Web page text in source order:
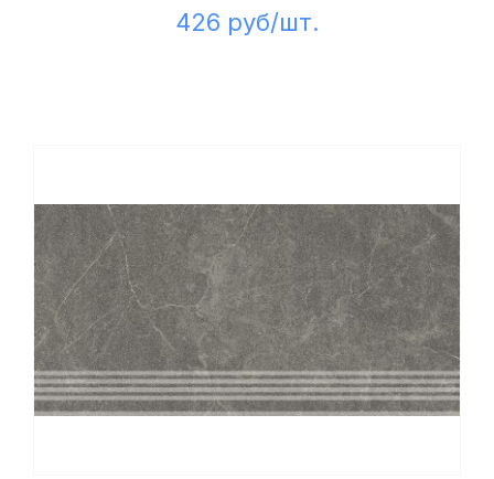
426 руб/шт.